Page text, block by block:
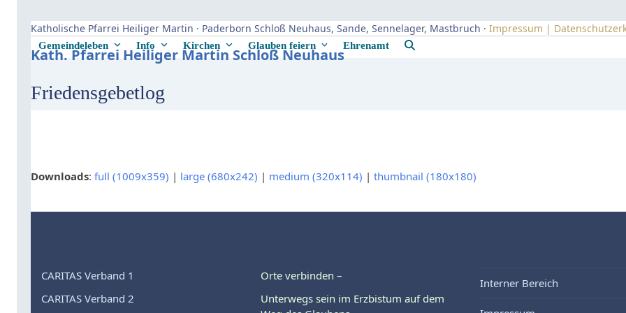
content
Katholische Pfarrei Heiliger Martin · Paderborn Schloß Neuhaus, Sande, Sennelager, Mastbruch · Impressum |
Kath. Pfarrei Heiliger Martin Schloß Neuhaus
Gemeindeleben Info Kirchen Glauben feiern Ehrenamt
Friedensgebetlog
Downloads: full (1009x359) | large (680x242) | medium (320x114) | thumbnail (180x180)
CARITAS Verband 1
CARITAS Verband 2
Orte verbinden –
Unterwegs sein im Erzbistum auf dem
Interner Bereich